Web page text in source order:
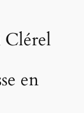
Clérel
en